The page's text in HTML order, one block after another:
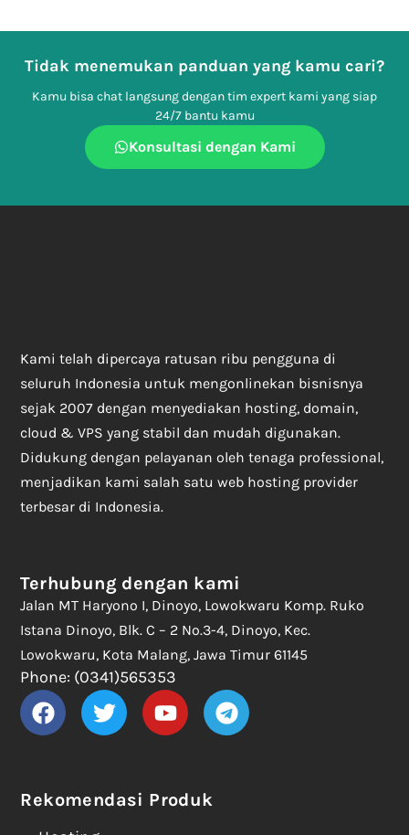
Tidak menemukan panduan yang kamu cari?
Kamu bisa chat langsung dengan tim expert kami yang siap
24/7 bantu kamu
Konsultasi dengan Kami
Kami telah dipercaya ratusan ribu pengguna di
seluruh Indonesia untuk mengonlinekan bisnisnya
sejak 2007 dengan menyediakan hosting, domain,
cloud & VPS yang stabil dan mudah digunakan.
Didukung dengan pelayanan oleh tenaga professional,
menjadikan kami salah satu web hosting provider
terbesar di Indonesia.
Rekomendasi Produk
Terhubung dengan kami
Jalan MT Haryono I, Dinoyo, Lowokwaru Komp. Ruko
Istana Dinoyo, Blk. C – 2 No.3-4, Dinoyo, Kec.
Lowokwaru, Kota Malang, Jawa Timur 61145
Phone: (0341)565353